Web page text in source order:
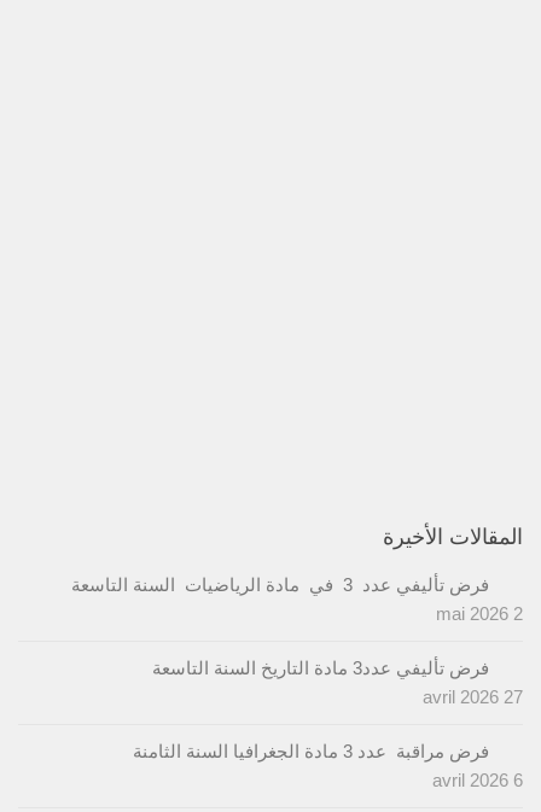
المقالات الأخيرة
فرض تأليفي عدد 3 في مادة الرياضيات السنة التاسعة
2 mai 2026
فرض تأليفي عدد3 مادة التاريخ السنة التاسعة
27 avril 2026
فرض مراقبة عدد 3 مادة الجغرافيا السنة الثامنة
6 avril 2026